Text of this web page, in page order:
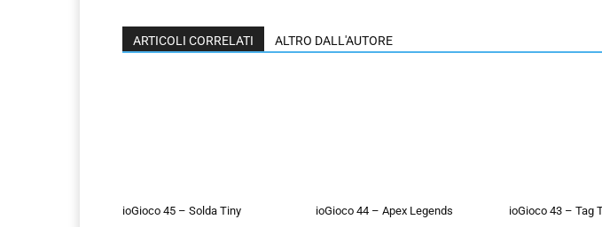
ARTICOLI CORRELATI ALTRO DALL'AUTORE
ioGioco 45 – Solda Tiny ioGioco 44 – Apex Legends ioGioco 43 – Tag